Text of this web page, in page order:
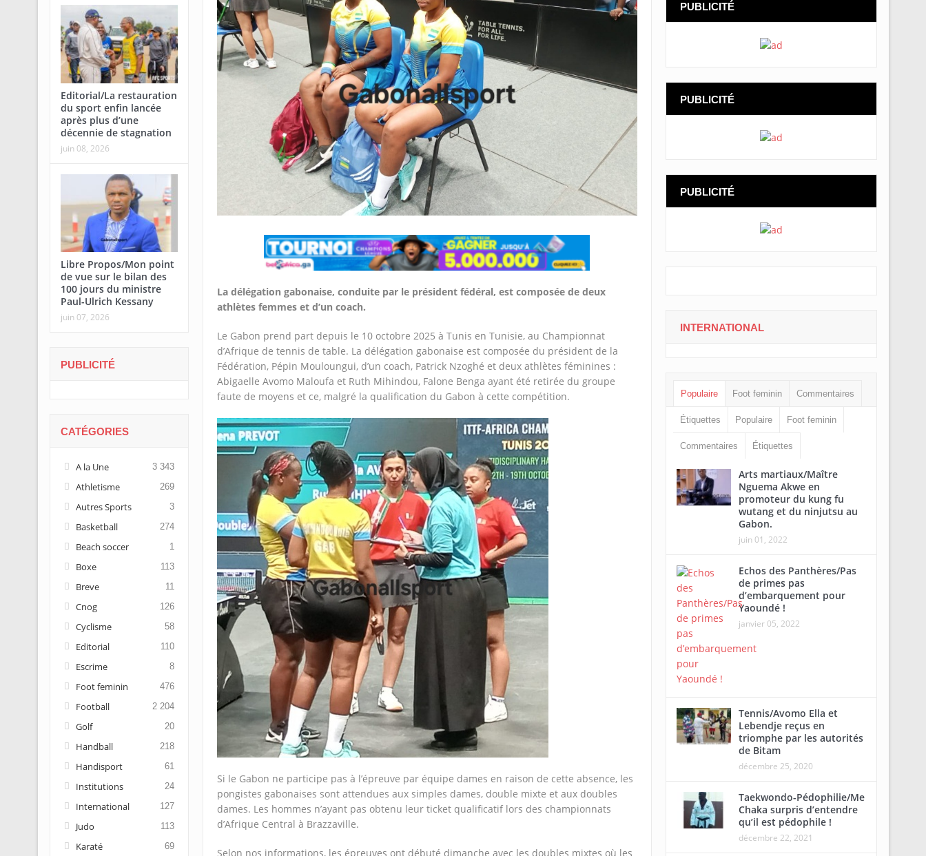
La délégation gabonaise, conduite par le président fédéral, est composée de deux
athlètes femmes et d’un coach.
Le Gabon prend part depuis le 10 octobre 2025 à Tunis en Tunisie, au Championnat
d’Afrique de tennis de table. La délégation gabonaise est composée du président de la
Fédération, Pépin Mouloungui, d’un coach, Patrick Nzoghé et deux athlètes féminines :
Abigaelle Avomo Maloufa et Ruth Mihindou, Falone Benga ayant été retirée du groupe
faute de moyens et ce, malgré la qualification du Gabon à cette compétition.
Si le Gabon ne participe pas à l’épreuve par équipe dames en raison de cette absence, les
pongistes gabonaises sont attendues aux simples dames, double mixte et aux doubles
dames. Les hommes n’ayant pas obtenu leur ticket qualificatif lors des championnats
d’Afrique Central à Brazzaville.
Selon nos informations, les épreuves ont débuté dimanche avec les doubles mixtes où les
Editorial/La restauration
du sport enfin lancée
après plus d’une
décennie de stagnation
juin 08, 2026
Libre Propos/Mon point
de vue sur le bilan des
100 jours du ministre
Paul-Ulrich Kessany
juin 07, 2026
PUBLICITÉ
CATÉGORIES
A la Une 3 343
Athletisme 269
Autres Sports 3
Basketball 274
Beach soccer 1
Boxe 113
Breve 11
Cnog 126
Cyclisme 58
Editorial 110
Escrime 8
Foot feminin 476
Football 2 204
Golf 20
Handball 218
Handisport 61
Institutions 24
International 127
Judo 113
Karaté 69
PUBLICITÉ
PUBLICITÉ
PUBLICITÉ
INTERNATIONAL
Populaire Foot feminin Commentaires
Étiquettes Populaire Foot feminin
Commentaires Étiquettes
Arts martiaux/Maître
Nguema Akwe en
promoteur du kung fu
wutang et du ninjutsu au
Gabon.
juin 01, 2022
Echos des Panthères/Pas
de primes pas
d’embarquement pour
Yaoundé !
janvier 05, 2022
Tennis/Avomo Ella et
Lebendje reçus en
triomphe par les autorités
de Bitam
décembre 25, 2020
Taekwondo-Pédophilie/Me
Chaka surpris d’entendre
qu’il est pédophile !
décembre 22, 2021